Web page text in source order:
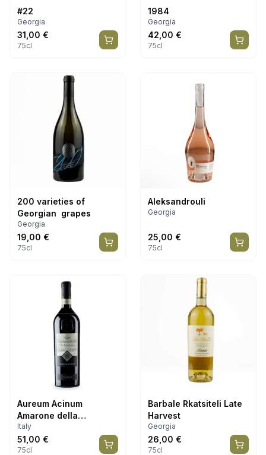
#22
Georgia
31,00 €
75cl
1984
Georgia
42,00 €
75cl
200 varieties of
Georgian grapes
Georgia
19,00 €
75cl
Aleksandrouli
Georgia
25,00 €
75cl
Aureum Acinum
Amarone della
Valpolicella DOCG
Italy
51,00 €
75cl
Barbale Rkatsiteli Late
Harvest
Georgia
26,00 €
75cl